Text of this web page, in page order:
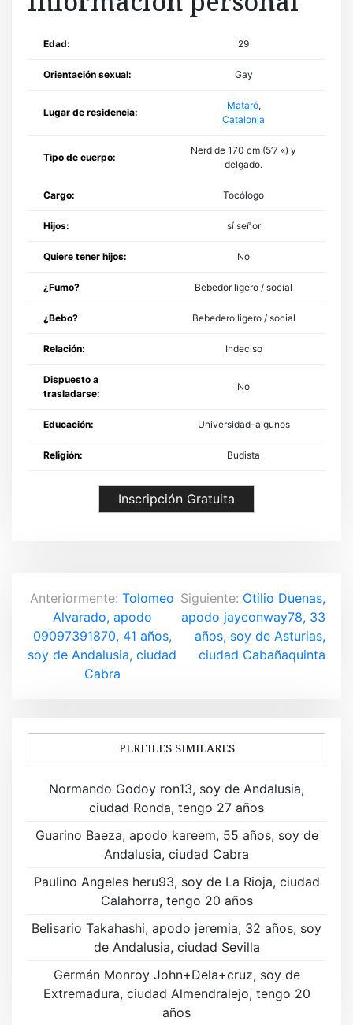
Edad: 29
Orientación sexual: Gay
Lugar de residencia:
Mataró,
Catalonia
Tipo de cuerpo:
Nerd de 170 cm (5’7 «) y
delgado.
Cargo: Tocólogo
Hijos: sí señor
Quiere tener hijos: No
¿Fumo? Bebedor ligero / social
¿Bebo? Bebedero ligero / social
Relación: Indeciso
Dispuesto a
trasladarse:
No
Educación: Universidad-algunos
Religión: Budista
Inscripción Gratuita
N
a
v
ó
n
e
Anteriormente: Tolomeo
Alvarado, apodo
09097391870, 41 años,
soy de Andalusia, ciudad
Cabra
Siguiente: Otilio Duenas,
apodo jayconway78, 33
años, soy de Asturias,
ciudad Cabañaquinta
PERFILES SIMILARES
Normando Godoy ron13, soy de Andalusia,
ciudad Ronda, tengo 27 años
Guarino Baeza, apodo kareem, 55 años, soy de
Andalusia, ciudad Cabra
Paulino Angeles heru93, soy de La Rioja, ciudad
Calahorra, tengo 20 años
Belisario Takahashi, apodo jeremia, 32 años, soy
de Andalusia, ciudad Sevilla
Germán Monroy John+Dela+cruz, soy de
Extremadura, ciudad Almendralejo, tengo 20
años